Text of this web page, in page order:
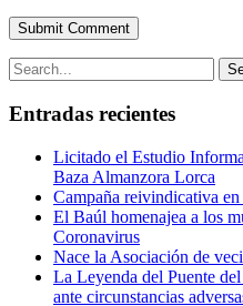
Submit Comment
Entradas recientes
Licitado el Estudio
Baza Almanzora Lorca
Campaña reivindicativa en
El Baúl homenajea a los
Coronavirus
Nace la Asociación de
La Leyenda del Puente
ante circunstancias